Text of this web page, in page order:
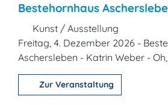
Bestehornhaus
Kunst / Ausstellung
Freitag, 4. Dezember 2026 -
Aschersleben - Katrin Weber -
Zur Veranstaltung